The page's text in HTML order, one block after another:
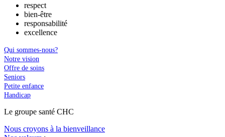
respect
bien-être
responsabilité
excellence
Qui sommes-nous?
Notre vision
Offre de soins
Seniors
Petite enfance
Handicap
Le groupe santé CHC
Nous croyons à la bienveillance